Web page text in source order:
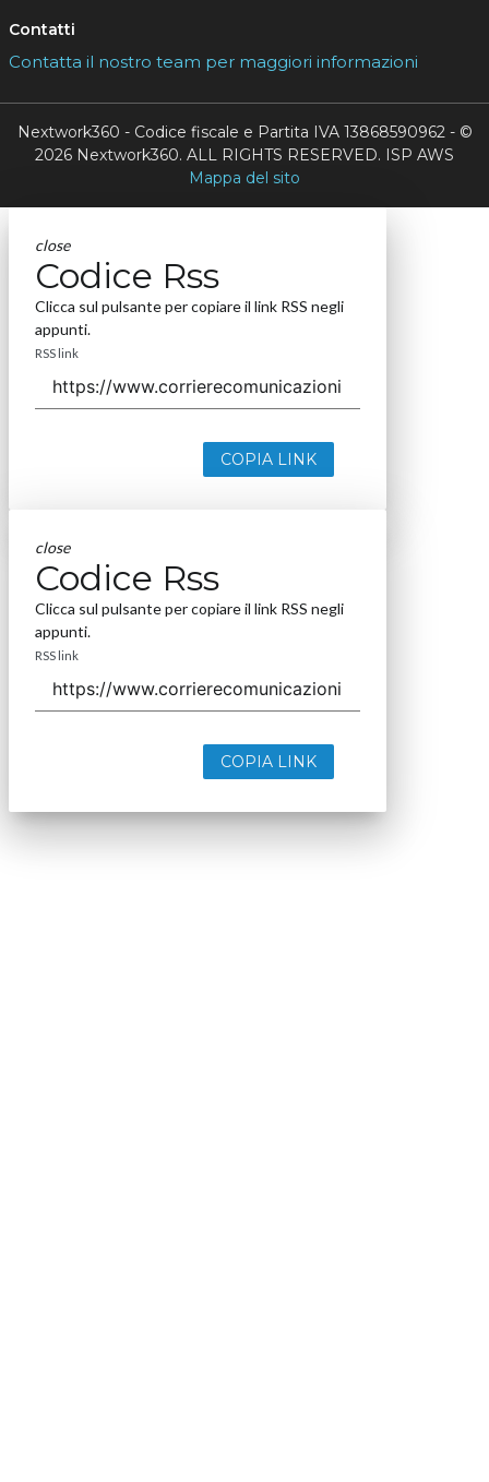
Contatti
Contatta il nostro team per maggiori informazioni
Nextwork360 - Codice fiscale e Partita IVA 13868590962 - ©
2026 Nextwork360. ALL RIGHTS RESERVED. ISP AWS
Mappa del sito
close
Codice Rss
Clicca sul pulsante per copiare il link RSS negli
appunti.
RSS link
COPIA LINK
close
Codice Rss
Clicca sul pulsante per copiare il link RSS negli
appunti.
RSS link
COPIA LINK